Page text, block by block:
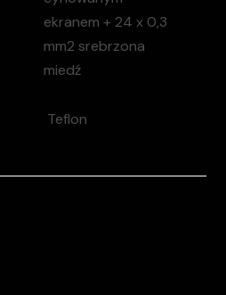
ekranem + 24 x 0,3
mm2 srebrzona
miedź
Teflon